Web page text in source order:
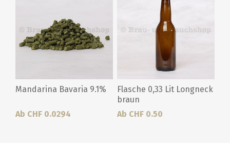
Mandarina Bavaria 9.1%
Ab CHF 0.0294
Flasche 0,33 Lit Longneck
braun
Ab CHF 0.50